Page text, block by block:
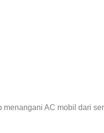
AC mobil dari